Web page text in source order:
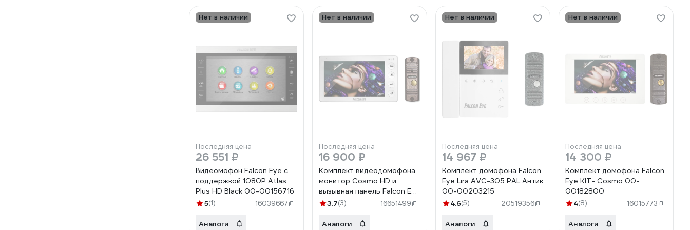
Нет в наличии
Последняя цена
26 551 ₽
Видеомофон Falcon Eye c
поддержкой 1080P Atlas
Plus HD Black 00-00156716
5(1) 16039667
Аналоги
Нет в наличии
Последняя цена
16 900 ₽
Комплект видеодомофона
монитор Cosmo HD и
вызывная панель Falcon Eye
KIT Space HD FE-305HD
3.7(3) 16651499
Аналоги
Нет в наличии
Последняя цена
14 967 ₽
Комплект домофона Falcon
Eye Lira AVC-305 PAL Антик
00-00203215
4.6(5) 20519356
Аналоги
Нет в наличии
Последняя цена
14 300 ₽
Комплект домофона Falcon
Eye KIT- Cosmo 00-
00182800
4(8) 16015773
Аналоги